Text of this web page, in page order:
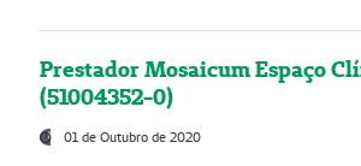
Prestador Mosaicum Espaço
(51004352-0)
01 de Outubro de 2020